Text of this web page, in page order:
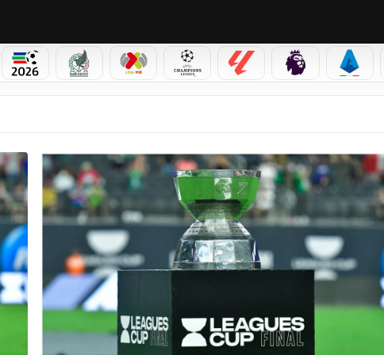
MUNDIAL 2026SELECCIÓN MEXICANA
LIGA MX CHAMPIONS LEAGUE
LALIGA PREMIER LEAGUE
SERIE A